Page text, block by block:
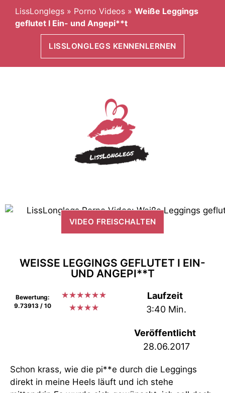
LissLonglegs » Porno Videos » Weiße Leggings
geflutet I Ein- und Angepi**t
LISSLONGLEGS KENNENLERNEN
VIDEO FREISCHALTEN
WEISSE LEGGINGS GEFLUTET I EIN- U
ND ANGEPI**T
Bewertung:
9.73913 / 10
★★★★★★
★★★★
Laufzeit
3:40 Min.
Veröffentlicht
28.06.2017
Schon krass, wie die pi**e durch die Leggings
direkt in meine Heels läuft und ich stehe